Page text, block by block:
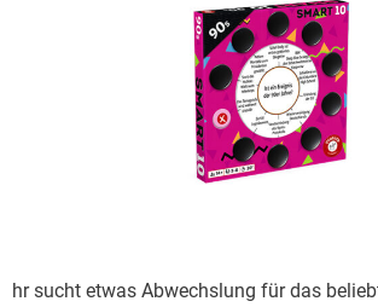
hr sucht etwas Abwechslung für das